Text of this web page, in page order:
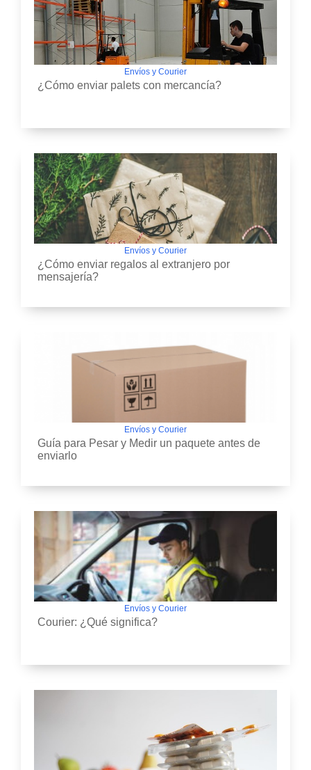
Envíos y Courier
¿Cómo enviar palets con mercancía?
Envíos y Courier
¿Cómo enviar regalos al extranjero por
mensajería?
Envíos y Courier
Guía para Pesar y Medir un paquete antes de
enviarlo
Envíos y Courier
Courier: ¿Qué significa?